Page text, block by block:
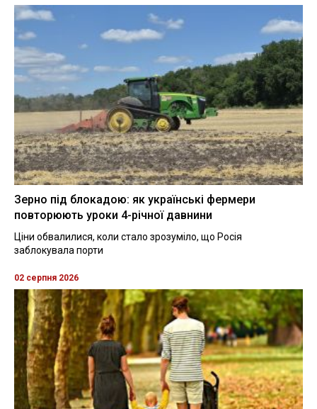
Зерно під блокадою: як українські фермери
повторюють уроки 4-річної давнини
Ціни обвалилися, коли стало зрозуміло, що Росія
заблокувала порти
02 серпня 2026